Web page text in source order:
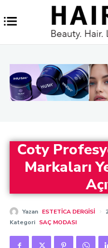
Coty
Markaları
Yazan ESTETICA DERGISI
Kategori SAÇ MODASI